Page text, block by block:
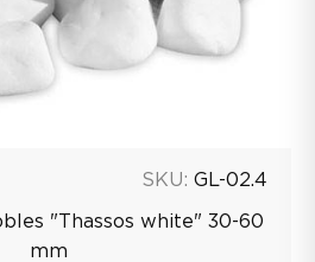
SKU: GL-02.4
"Thassos white" 30-60
mm